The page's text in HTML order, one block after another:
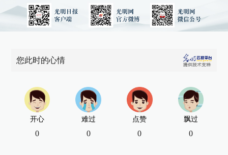
您此时的心情
开心
0
难过
0
点赞
0
飘过
0